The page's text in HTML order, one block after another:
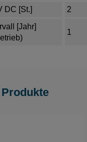
DC [St.] 2
[Jahr]
1